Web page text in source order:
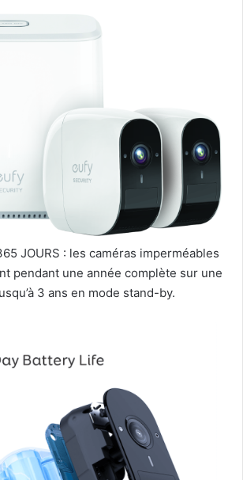
JOURS : les caméras imperméables
pendant une année complète sur une
3 ans en mode stand-by.